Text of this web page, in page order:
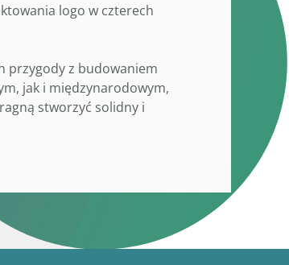
logo w czterech
przygody z budowaniem
jak i międzynarodowym,
stworzyć solidny i